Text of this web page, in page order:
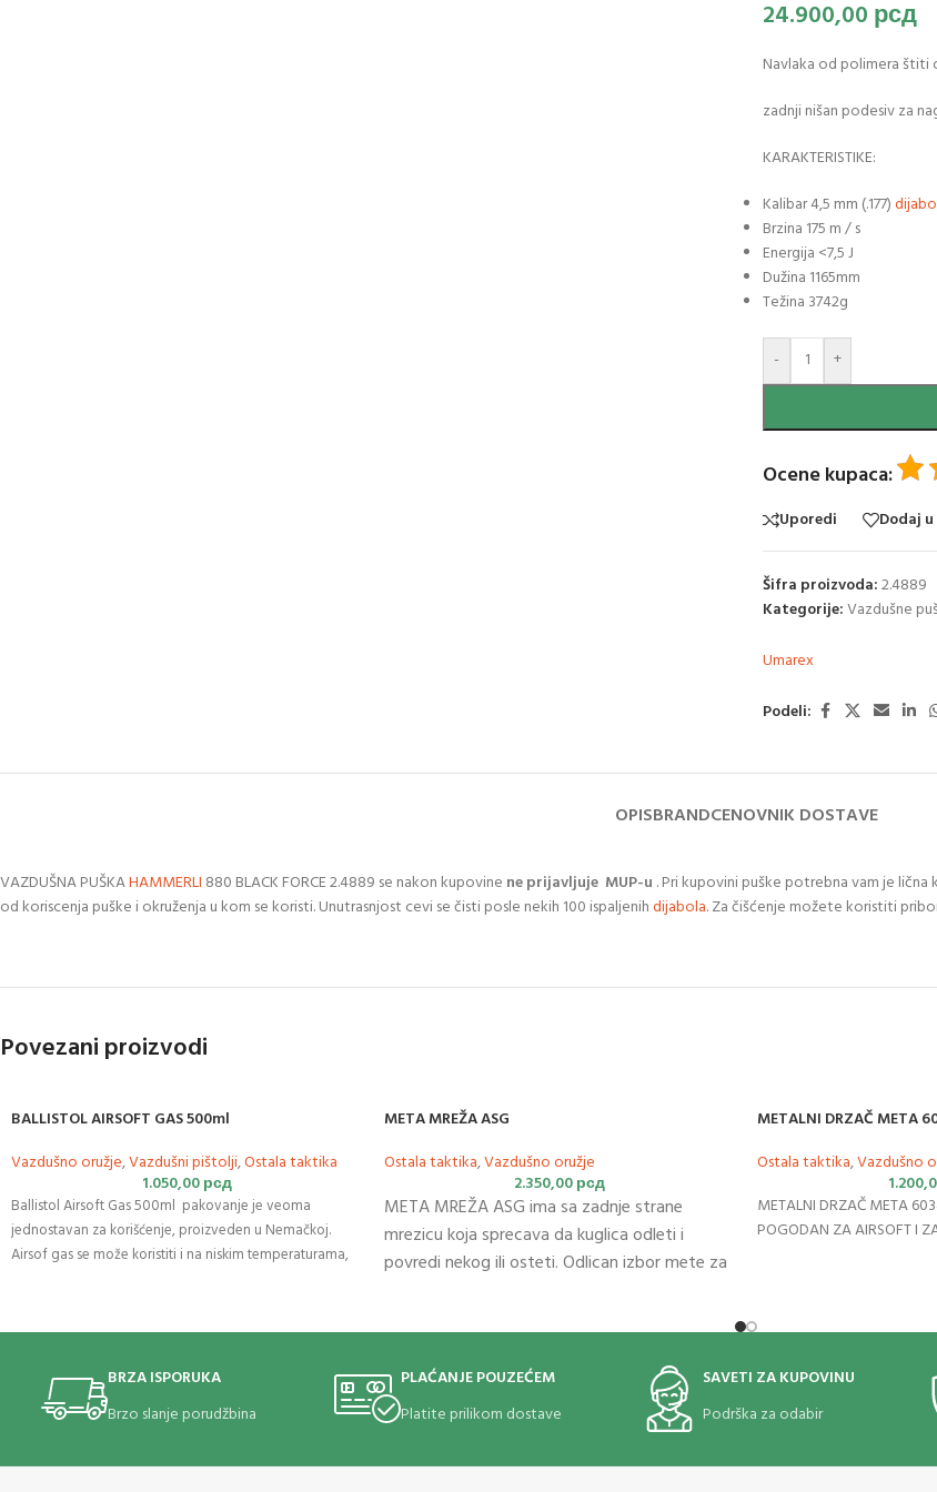
24.900,00 рсд
Navlaka od polimera štiti
zadnji nišan podesiv za
KARAKTERISTIKE:
Kalibar 4,5 mm (.177)
Brzina 175 m / s
Energija <7,5 J
Dužina 1165mm
Težina 3742g
- +
Ocene kupaca:
Uporedi Dodaj
Šifra proizvoda:2.4889
Kategorije:Vazdušne
Umarex
Podeli:
OPISBRANDCENOVNIK DOSTAVE
VAZDUŠNA PUŠKAHAMMERLI 880 BLACK FORCE 2.4889 se nakon kupovine ne prijavljuje MUP-u . Pri kupovini puške potrebna vam je lična
od koriscenja puške i okruženja u kom se koristi. Unutrasnjost cevi se čisti posle nekih 100 ispaljenihdijabola. Za čišćenje možete koristiti
Povezani proizvodi
BALLISTOL AIRSOFT GAS 500ml
Vazdušno oružje,Vazdušni pištolji,Ostala taktika
1.050,00рсд
Ballistol Airsoft Gas 500ml pakovanje je veoma
jednostavan za korišćenje, proizveden u Nemačkoj.
Airsof gas se može koristiti i na niskim temperaturama,
pištolj od blokiranja u slučaju lakog mraza. Boce su pod
META MREŽA ASG
Ostala taktika,Vazdušno oružje
2.350,00рсд
META MREŽA ASG ima sa zadnje strane
mrezicu koja sprecava da kuglica odleti i
povredi nekog ili osteti. Odlican izbor mete za
METALNI DRZAČ META
Ostala taktika,Vazdušno
METALNI DRZAČ META
POGODAN ZA AIRSOFT I
BRZA ISPORUKA
Brzo slanje porudžbina
PLAĆANJE POUZEĆEM
Platite prilikom dostave
SAVETI ZA KUPOVINU
Podrška za odabir